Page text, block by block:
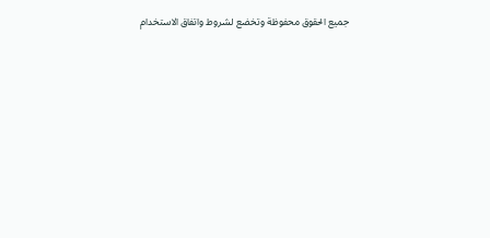
جميع الحقوق محفوظة وتخضع لشروط واتفاق الاستخدام